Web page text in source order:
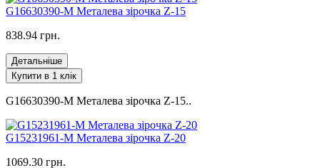
G16630390-M Металева зірочка Z-15
838.94 грн.
Детальніше
Купити в 1 клік
G16630390-M Металева зірочка Z-15..
G15231961-M Металева зірочка Z-20
1069.30 грн.